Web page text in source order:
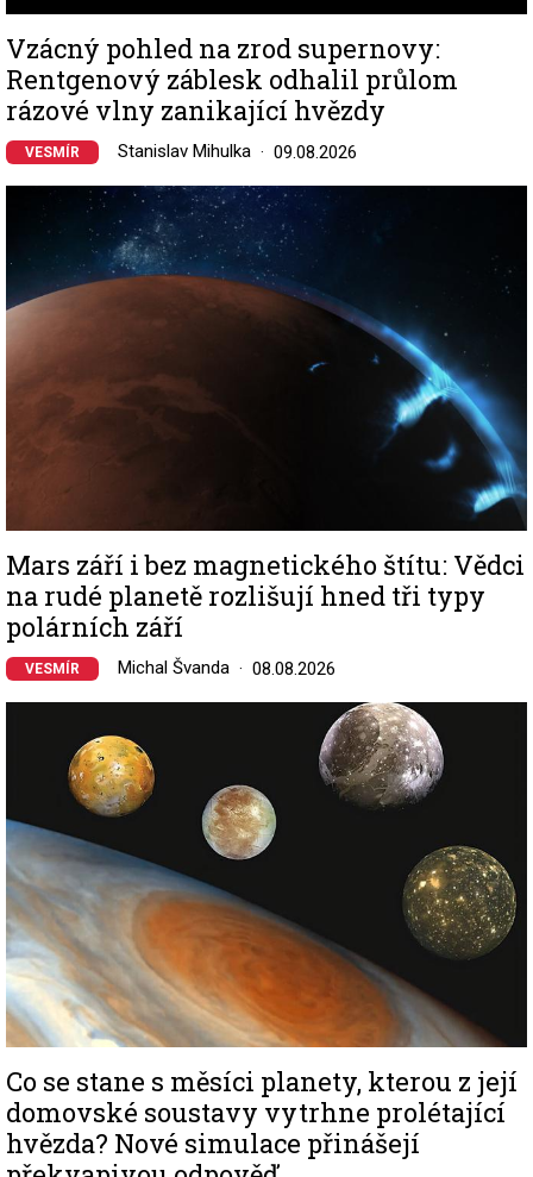
Vzácný pohled na zrod supernovy:
Rentgenový záblesk odhalil průlom
rázové vlny zanikající hvězdy
VESMÍR Stanislav Mihulka 09.08.2026
Image
Mars září i bez magnetického štítu: Vědci
na rudé planetě rozlišují hned tři typy
polárních září
VESMÍR Michal Švanda 08.08.2026
Co se stane s měsíci planety, kterou z její
domovské soustavy vytrhne prolétající
hvězda? Nové simulace přinášejí